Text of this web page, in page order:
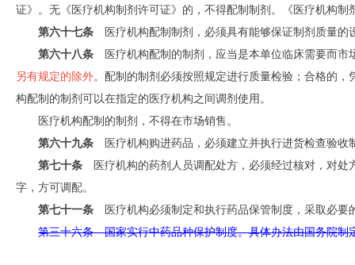
证》。无《医疗机构制剂许可证》的，不得配制制剂。《医疗机构
第六十七条 医疗机构配制制剂，必须具有能够保证制剂质量的
第六十八条 医疗机构配制的制剂，应当是本单位临床需要而市
另有规定的除外。配制的制剂必须按照规定进行质量检验；合格的
构配制的制剂可以在指定的医疗机构之间调剂使用。
医疗机构配制的制剂，不得在市场销售。
第六十九条 医疗机构购进药品，必须建立并执行进货检查验收
第七十条 医疗机构的药剂人员调配处方，必须经过核对，对处
字，方可调配。
第七十一条 医疗机构必须制定和执行药品保管制度，采取必要
第三十六条 国家实行中药品种保护制度。具体办法由国务院制